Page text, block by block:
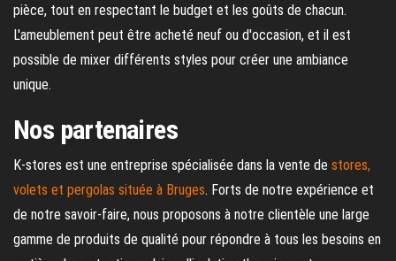
pièce, tout en respectant le budget et les goûts de chacun.
L'ameublement peut être acheté neuf ou d'occasion, et il est
possible de mixer différents styles pour créer une ambiance
unique.
Nos partenaires
K-stores est une entreprise spécialisée dans la vente de stores,
volets et pergolas située à Bruges. Forts de notre expérience et
de notre savoir-faire, nous proposons à notre clientèle une large
gamme de produits de qualité pour répondre à tous les besoins en